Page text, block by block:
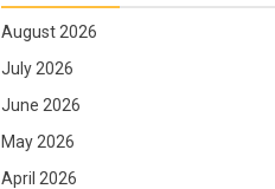
August 2026
July 2026
June 2026
May 2026
April 2026